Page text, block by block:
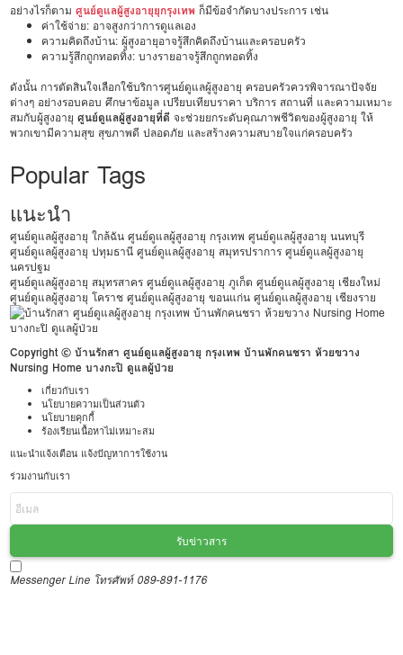
อย่างไรก็ตามศูนย์ดูแลผู้สูงอายุยุกรุงเทพ ก็มีข้อจำกัดบางประการ เช่น
ค่าใช้จ่าย: อาจสูงกว่าการดูแลเอง
ความคิดถึงบ้าน: ผู้สูงอายุอาจรู้สึกคิดถึงบ้านและครอบครัว
ความรู้สึกถูกทอดทิ้ง: บางรายอาจรู้สึกถูกทอดทิ้ง
ดังนั้น การตัดสินใจเลือกใช้บริการศูนย์ดูแลผู้สูงอายุ ครอบครัวควรพิจารณาปัจจัย
ต่างๆ อย่างรอบคอบ ศึกษาข้อมูล เปรียบเทียบราคา บริการ สถานที่ และความเหมาะ
สมกับผู้สูงอายุศูนย์ดูแลผู้สูงอายุที่ดี จะช่วยยกระดับคุณภาพชีวิตของผู้สูงอายุ ให้
พวกเขามีความสุข สุขภาพดี ปลอดภัย และสร้างความสบายใจแก่ครอบครัว
Popular Tags
แนะนำ
ศูนย์ดูแลผู้สูงอายุ ใกล้ฉัน ศูนย์ดูแลผู้สูงอายุ กรุงเทพ ศูนย์ดูแลผู้สูงอายุ นนทบุรี
ศูนย์ดูแลผู้สูงอายุ ปทุมธานี ศูนย์ดูแลผู้สูงอายุ สมุทรปราการ ศูนย์ดูแลผู้สูงอายุ
นครปฐม
ศูนย์ดูแลผู้สูงอายุ สมุทรสาคร ศูนย์ดูแลผู้สูงอายุ ภูเก็ต ศูนย์ดูแลผู้สูงอายุ เชียงใหม่
ศูนย์ดูแลผู้สูงอายุ โคราช ศูนย์ดูแลผู้สูงอายุ ขอนแก่น ศูนย์ดูแลผู้สูงอายุ เชียงราย
Copyright © บ้านรักสา ศูนย์ดูแลผู้สูงอายุ กรุงเทพ บ้านพักคนชรา ห้วยขวาง
Nursing Home บางกะปิ ดูแลผู้ป่วย
เกี่ยวกับเรา
นโยบายความเป็นส่วนตัว
นโยบายคุกกี้
ร้องเรียนเนื้อหาไม่เหมาะสม
แนะนำแจ้งเตือน แจ้งปัญหาการใช้งาน
ร่วมงานกับเรา
รับข่าวสาร
Messenger Line โทรศัพท์ 089-891-1176